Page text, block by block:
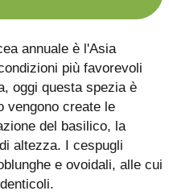
annuale è l'Asia
più favorevoli
oggi questa spezia è
vengono create le
del basilico, la
altezza. I cespugli
e ovoidali, alle cui